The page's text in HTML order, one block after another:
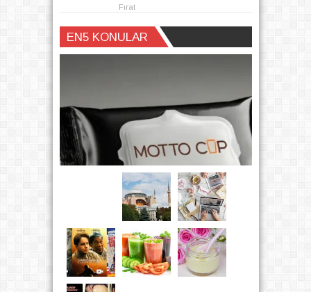
Fırat
EN5 KONULAR